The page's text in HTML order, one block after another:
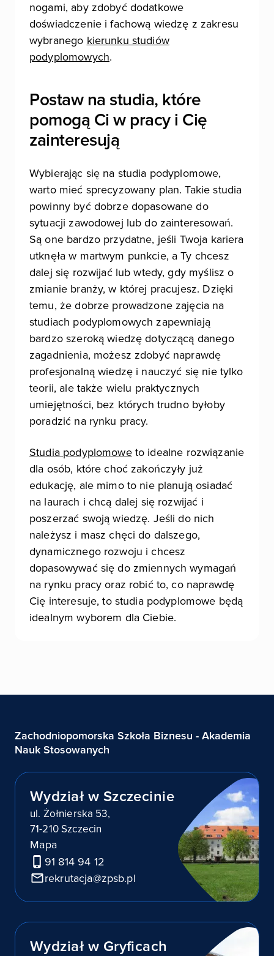
nogami, aby zdobyć dodatkowe
doświadczenie i fachową wiedzę z zakresu
wybranego kierunku studiów
podyplomowych.
Postaw na studia, które
pomogą Ci w pracy i Cię
zainteresują
Wybierając się na studia podyplomowe,
warto mieć sprecyzowany plan. Takie studia
powinny być dobrze dopasowane do
sytuacji zawodowej lub do zainteresowań.
Są one bardzo przydatne, jeśli Twoja kariera
utknęła w martwym punkcie, a Ty chcesz
dalej się rozwijać lub wtedy, gdy myślisz o
zmianie branży, w której pracujesz. Dzięki
temu, że dobrze prowadzone zajęcia na
studiach podyplomowych zapewniają
bardzo szeroką wiedzę dotyczącą danego
zagadnienia, możesz zdobyć naprawdę
profesjonalną wiedzę i nauczyć się nie tylko
teorii, ale także wielu praktycznych
umiejętności, bez których trudno byłoby
poradzić na rynku pracy.
Studia podyplomoweto idealne rozwiązanie
dla osób, które choć zakończyły już
edukację, ale mimo to nie planują osiadać
na laurach i chcą dalej się rozwijać i
poszerzać swoją wiedzę. Jeśli do nich
należysz i masz chęci do dalszego,
dynamicznego rozwoju i chcesz
dopasowywać się do zmiennych wymagań
na rynku pracy oraz robić to, co naprawdę
Cię interesuje, to studia podyplomowe będą
idealnym wyborem dla Ciebie.
Zachodniopomorska Szkoła Biznesu - Akademia
Nauk Stosowanych
Wydział w Szczecinie
ul. Żołnierska 53,
71-210 Szczecin
Mapa
91 814 94 12
rekrutacja@zpsb.pl
Wydział w Gryficach